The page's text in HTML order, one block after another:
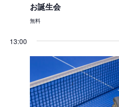
お誕生会
無料
13:00